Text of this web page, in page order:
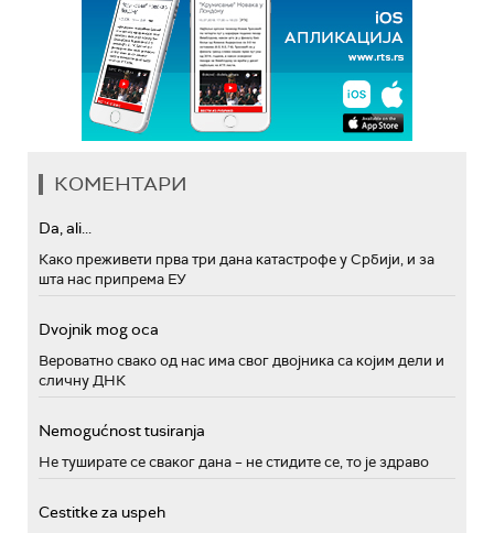
КОМЕНТАРИ
Da, ali...
Како преживети прва три дана катастрофе у Србији, и за
шта нас припрема ЕУ
Dvojnik mog oca
Вероватно свако од нас има свог двојника са којим дели и
сличну ДНК
Nemogućnost tusiranja
Не туширате се сваког дана – не стидите се, то је здраво
Cestitke za uspeh